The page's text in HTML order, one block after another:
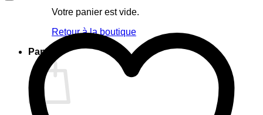
Votre panier est vide.
Retour à la boutique
Panier